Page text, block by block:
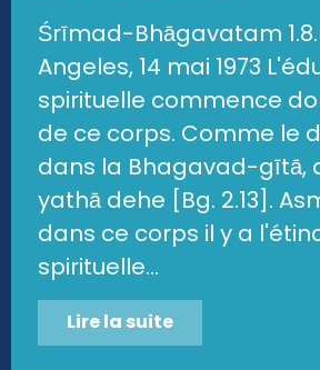
Śrīmad-Bhāgavatam
Angeles, 14 mai 1973
spirituelle commence
de ce corps. Comme le
dans la Bhagavad-gītā,
yathā dehe [Bg. 2.13].
dans ce corps il y a
spirituelle...
Lire la suite